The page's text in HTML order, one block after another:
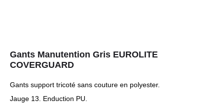
Gants Manutention Gris EUROLITE
COVERGUARD
Gants support tricoté sans couture en polyester.
Jauge 13. Enduction PU.